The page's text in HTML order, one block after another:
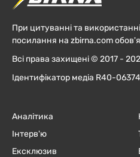
При цитуванні та
посилання на zbirna.com
Всі права захищені © 2017 -
Ідентифікатор медіа R40-06374
Аналітика
Інтерв'ю
Ексклюзив